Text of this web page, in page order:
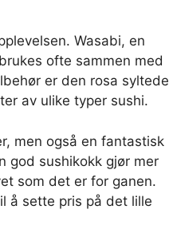
Wasabi, en
ofte sammen med
er den rosa syltede
av ulike typer sushi.
men også en fantastisk
god sushikokk gjør mer
som det er for ganen.
å sette pris på det lille